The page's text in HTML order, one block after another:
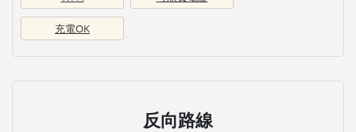
充電OK
反向路線